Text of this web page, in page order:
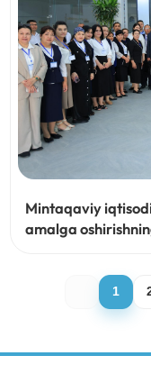
Mintaqaviy
amalga
1